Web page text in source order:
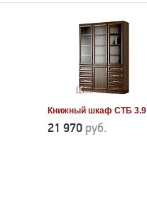
Книжный шкаф СТБ 3.9
21 970 руб.